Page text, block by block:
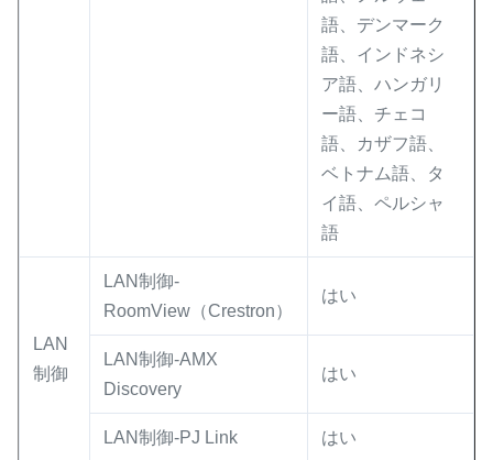
語、デンマーク
語、インドネシ
ア語、ハンガリ
ー語、チェコ
語、カザフ語、
ベトナム語、タ
イ語、ペルシャ
語
LAN
制御
LAN制御-
RoomView（Crestron）
はい
LAN制御-AMX
Discovery
はい
LAN制御-PJ Link はい